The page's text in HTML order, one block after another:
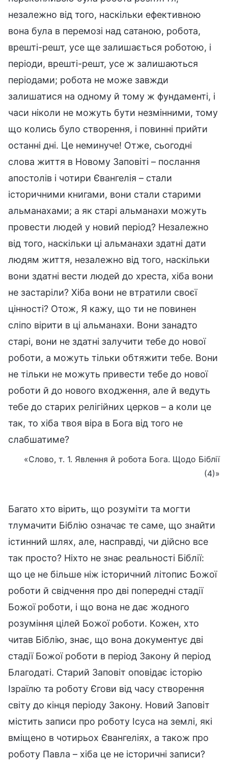
незалежно від того, наскільки ефективною
вона була в перемозі над сатаною, робота,
врешті-решт, усе ще залишається роботою, і
періоди, врешті-решт, усе ж залишаються
періодами; робота не може завжди
залишатися на одному й тому ж фундаменті, і
часи ніколи не можуть бути незмінними, тому
що колись було створення, і повинні прийти
останні дні. Це неминуче! Отже, сьогодні
слова життя в Новому Заповіті – послання
апостолів і чотири Євангелія – стали
історичними книгами, вони стали старими
альманахами; а як старі альманахи можуть
провести людей у новий період? Незалежно
від того, наскільки ці альманахи здатні дати
людям життя, незалежно від того, наскільки
вони здатні вести людей до хреста, хіба вони
не застаріли? Хіба вони не втратили своєї
цінності? Отож, Я кажу, що ти не повинен
сліпо вірити в ці альманахи. Вони занадто
старі, вони не здатні залучити тебе до нової
роботи, а можуть тільки обтяжити тебе. Вони
не тільки не можуть привести тебе до нової
роботи й до нового входження, але й ведуть
тебе до старих релігійних церков – а коли це
так, то хіба твоя віра в Бога від того не
слабшатиме?
«Слово, т. 1. Явлення й робота Бога. Щодо Біблії
(4)»
Багато хто вірить, що розуміти та могти
тлумачити Біблію означає те саме, що знайти
істинний шлях, але, насправді, чи дійсно все
так просто? Ніхто не знає реальності Біблії:
що це не більше ніж історичний літопис Божої
роботи й свідчення про дві попередні стадії
Божої роботи, і що вона не дає жодного
розуміння цілей Божої роботи. Кожен, хто
читав Біблію, знає, що вона документує дві
стадії Божої роботи в період Закону й період
Благодаті. Старий Заповіт оповідає історію
Ізраїлю та роботу Єгови від часу створення
світу до кінця періоду Закону. Новий Заповіт
містить записи про роботу Ісуса на землі, які
вміщено в чотирьох Євангеліях, а також про
роботу Павла – хіба це не історичні записи?